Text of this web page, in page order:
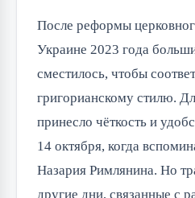
После реформы
Украине 2023 года
сместилось, чтобы
григорианскому стилю.
принесло чёткость и
14 октября, когда
Назария Римлянина. Но
другие дни, связанные с